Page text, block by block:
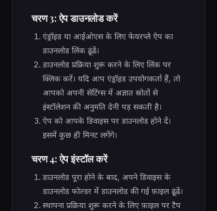
चरण 3: ऐप डाउनलोड करें
एंड्रॉइड या आईओएस के लिए फेयरप्ले ऐप का
डाउनलोड लिंक ढूंढें।
डाउनलोड प्रक्रिया शुरू करने के लिए लिंक पर
क्लिक करें। यदि आप एंड्रॉइड उपयोगकर्ता हैं, तो
आपको अपनी सेटिंग्स में अज्ञात स्रोतों से
इंस्टॉलेशन की अनुमति देनी पड़ सकती है।
ऐप को आपके डिवाइस पर डाउनलोड होने दें।
इसमें कुछ ही मिनट लगेंगे।
चरण 4: ऐप इंस्टॉल करें
डाउनलोड पूरा होने के बाद, अपने डिवाइस के
डाउनलोड फोल्डर में डाउनलोड की गई फ़ाइल ढूंढें।
स्थापना प्रक्रिया शुरू करने के लिए फ़ाइल पर टैप